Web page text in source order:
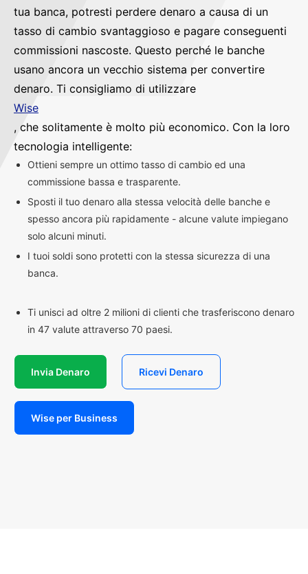
tua banca, potresti perdere denaro a causa di un
tasso di cambio svantaggioso e pagare conseguenti
commissioni nascoste. Questo perché le banche
usano ancora un vecchio sistema per convertire
denaro. Ti consigliamo di utilizzare
Wise
, che solitamente è molto più economico. Con la loro
tecnologia intelligente:
Ottieni sempre un ottimo tasso di cambio ed una
commissione bassa e trasparente.
Sposti il tuo denaro alla stessa velocità delle banche e
spesso ancora più rapidamente - alcune valute impiegano
solo alcuni minuti.
I tuoi soldi sono protetti con la stessa sicurezza di una
banca.
Ti unisci ad oltre 2 milioni di clienti che trasferiscono denaro
in 47 valute attraverso 70 paesi.
Invia Denaro Ricevi Denaro
Wise per Business